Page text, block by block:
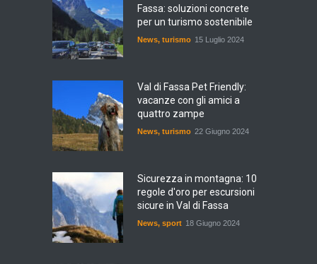
Fassa: soluzioni concrete
per un turismo sostenibile
News, turismo 15 Luglio 2024
Val di Fassa Pet Friendly:
vacanze con gli amici a
quattro zampe
News, turismo 22 Giugno 2024
Sicurezza in montagna: 10
regole d'oro per escursioni
sicure in Val di Fassa
News, sport 18 Giugno 2024